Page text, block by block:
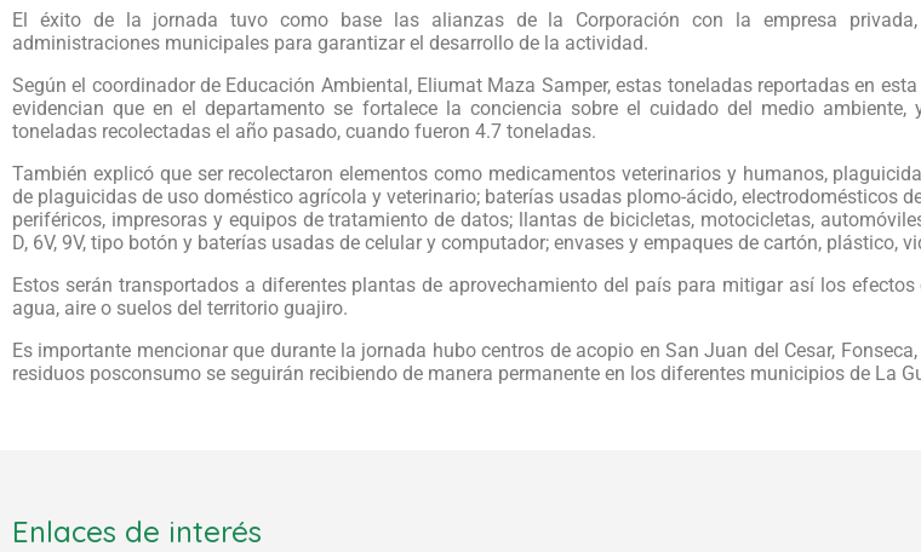
El éxito de la jornada tuvo como base las alianzas de la Corporación con la empresa
administraciones municipales para garantizar el desarrollo de la actividad.
Según el coordinador de Educación Ambiental, Eliumat Maza Samper, estas toneladas reportadas en
evidencian que en el departamento se fortalece la conciencia sobre el cuidado del medio
toneladas recolectadas el año pasado, cuando fueron 4.7 toneladas.
También explicó que ser recolectaron elementos como medicamentos veterinarios y humanos,
de plaguicidas de uso doméstico agrícola y veterinario; baterías usadas plomo-ácido, electrodomésticos
periféricos, impresoras y equipos de tratamiento de datos; llantas de bicicletas, motocicletas,
D, 6V, 9V, tipo botón y baterías usadas de celular y computador; envases y empaques de cartón, plástico,
Estos serán transportados a diferentes plantas de aprovechamiento del país para mitigar así los
agua, aire o suelos del territorio guajiro.
Es importante mencionar que durante la jornada hubo centros de acopio en San Juan del Cesar,
residuos posconsumo se seguirán recibiendo de manera permanente en los diferentes municipios de La
Enlaces de interés